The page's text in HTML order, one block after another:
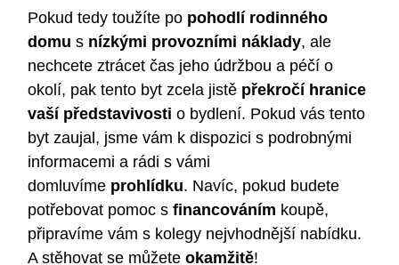
Pokud tedy toužíte po pohodlí rodinného
domu s nízkými provozními náklady, ale
nechcete ztrácet čas jeho údržbou a péčí o
okolí, pak tento byt zcela jistě překročí hranice
vaší představivosti o bydlení. Pokud vás tento
byt zaujal, jsme vám k dispozici s podrobnými
informacemi a rádi s vámi
domluvíme prohlídku. Navíc, pokud budete
potřebovat pomoc sfinancováním koupě,
připravíme vám s kolegy nejvhodnější nabídku.
A stěhovat se můžeteokamžitě!